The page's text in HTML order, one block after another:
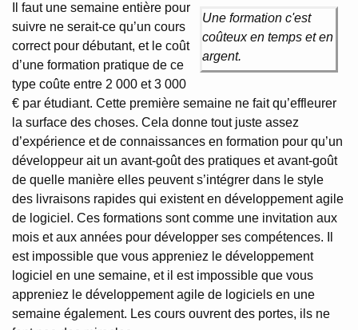
Une formation c'est
coûteux en temps et en
argent.
Il faut une semaine entière pour
suivre ne serait-ce qu’un cours
correct pour débutant, et le coût
d’une formation pratique de ce
type coûte entre 2 000 et 3 000
€ par étudiant. Cette première semaine ne fait qu’effleurer
la surface des choses. Cela donne tout juste assez
d’expérience et de connaissances en formation pour qu’un
développeur ait un avant-goût des pratiques et avant-goût
de quelle manière elles peuvent s’intégrer dans le style
des livraisons rapides qui existent en développement agile
de logiciel. Ces formations sont comme une invitation aux
mois et aux années pour développer ses compétences. Il
est impossible que vous appreniez le développement
logiciel en une semaine, et il est impossible que vous
appreniez le développement agile de logiciels en une
semaine également. Les cours ouvrent des portes, ils ne